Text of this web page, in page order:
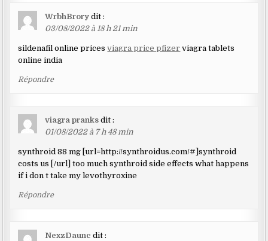
WrbhBrory dit :
03/08/2022 à 18 h 21 min
sildenafil online pricesviagra price pfizer viagra tablets
online india
Répondre
viagra pranks dit :
01/08/2022 à 7 h 48 min
synthroid 88 mg [url=http://synthroidus.com/#]synthroid
costs us [/url] too much synthroid side effects what happens
if i don t take my levothyroxine
Répondre
NexzDaunc dit :